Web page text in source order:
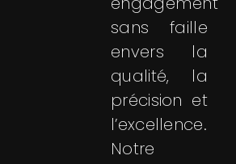
sans faille
envers la
qualité, la
précision et
l’excellence.
Notre